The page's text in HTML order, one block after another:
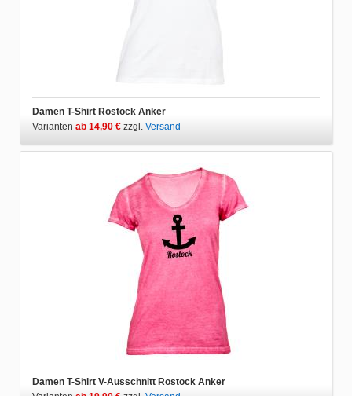
Damen T-Shirt Rostock Anker
Varianten ab 14,90 € zzgl. Versand
Damen T-Shirt V-Ausschnitt Rostock Anker